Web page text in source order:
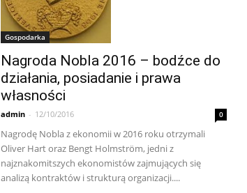
Gospodarka
Nagroda Nobla 2016 – bodźce do
działania, posiadanie i prawa
własności
admin - 12/10/2016 0
Nagrodę Nobla z ekonomii w 2016 roku otrzymali
Oliver Hart oraz Bengt Holmström, jedni z
najznakomitszych ekonomistów zajmujących się
analizą kontraktów i strukturą organizacji....